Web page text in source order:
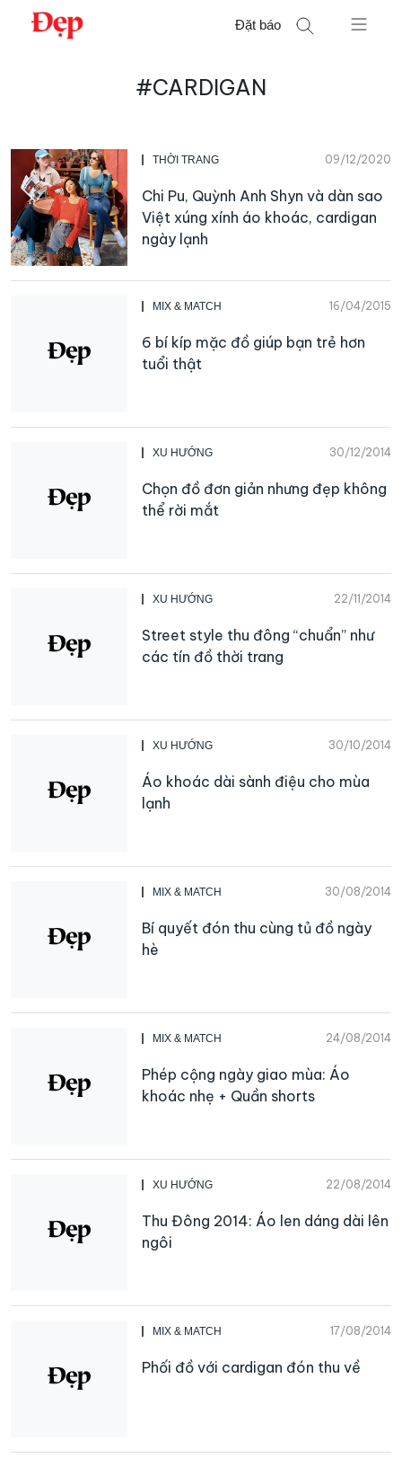
Chuyển
Đặt báo
#CARDIGAN
THỜI TRANG 09/12/2020
Chi Pu, Quỳnh Anh Shyn và dàn sao
Việt xúng xính áo khoác, cardigan
ngày lạnh
MIX & MATCH 16/04/2015
6 bí kíp mặc đồ giúp bạn trẻ hơn
tuổi thật
XU HƯỚNG 30/12/2014
Chọn đồ đơn giản nhưng đẹp không
thể rời mắt
XU HƯỚNG 22/11/2014
Street style thu đông “chuẩn” như
các tín đồ thời trang
XU HƯỚNG 30/10/2014
Áo khoác dài sành điệu cho mùa
lạnh
MIX & MATCH 30/08/2014
Bí quyết đón thu cùng tủ đồ ngày
hè
MIX & MATCH 24/08/2014
Phép cộng ngày giao mùa: Áo
khoác nhẹ + Quần shorts
XU HƯỚNG 22/08/2014
Thu Đông 2014: Áo len dáng dài lên
ngôi
MIX & MATCH 17/08/2014
Phối đồ với cardigan đón thu về